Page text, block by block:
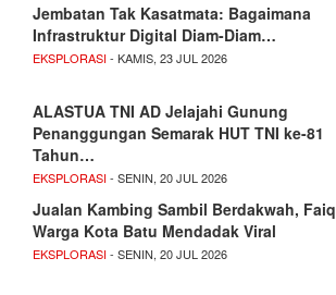
Jembatan Tak Kasatmata: Bagaimana
Infrastruktur Digital Diam-Diam…
EKSPLORASI- KAMIS, 23 JUL 2026
ALASTUA TNI AD Jelajahi Gunung
Penanggungan Semarak HUT TNI ke-81
Tahun…
EKSPLORASI- SENIN, 20 JUL 2026
Jualan Kambing Sambil Berdakwah, Faiq
Warga Kota Batu Mendadak Viral
EKSPLORASI- SENIN, 20 JUL 2026